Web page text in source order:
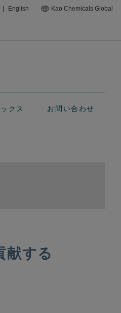
English Kao Chemicals Global
クス お問い合わせ
献する